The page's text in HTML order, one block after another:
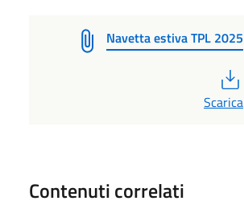
Navetta estiva TPL 2025
Scarica
Contenuti correlati